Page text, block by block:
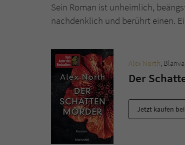
Sein Roman ist unheimlich,
nachdenklich und berührt einen.
Alex North,
Der
Jetzt kaufen bei